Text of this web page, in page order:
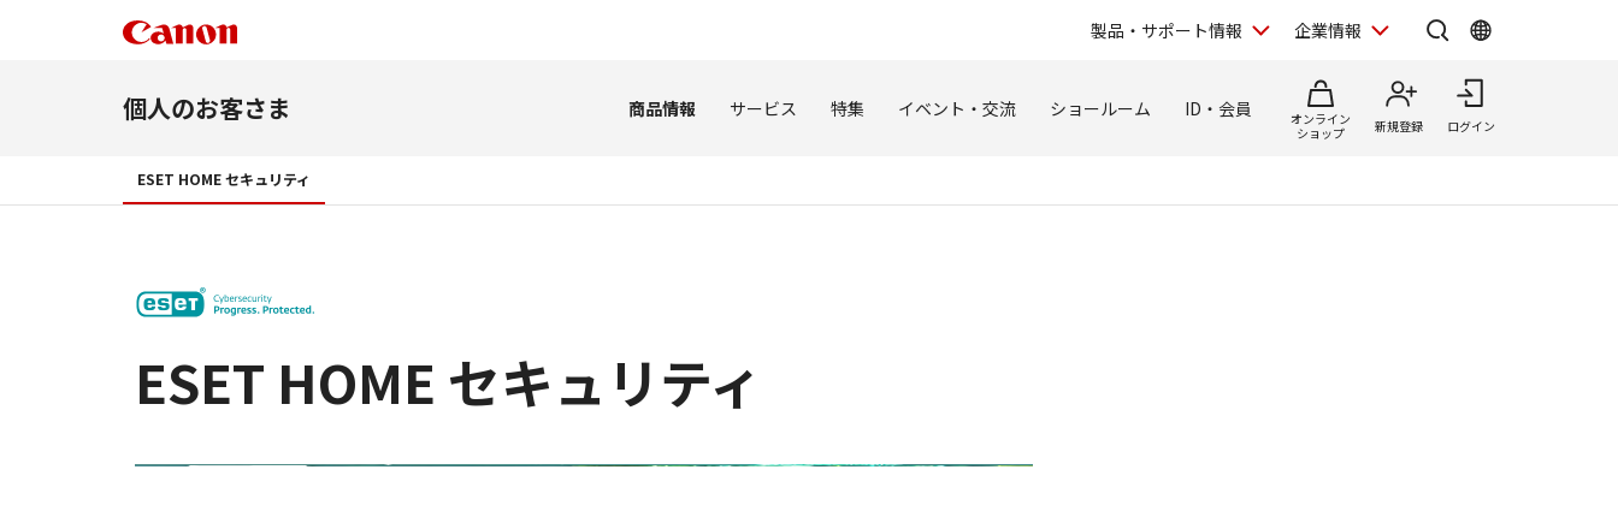
製品・サポート情報 企業情報
個人のお客さま 商品情報 サービス 特集 イベント・交流 ショールーム ID・会員
オンライン
ショップ
新規登録 ログイン
ESET HOME セキュリティ
ESET HOME セキュリティ